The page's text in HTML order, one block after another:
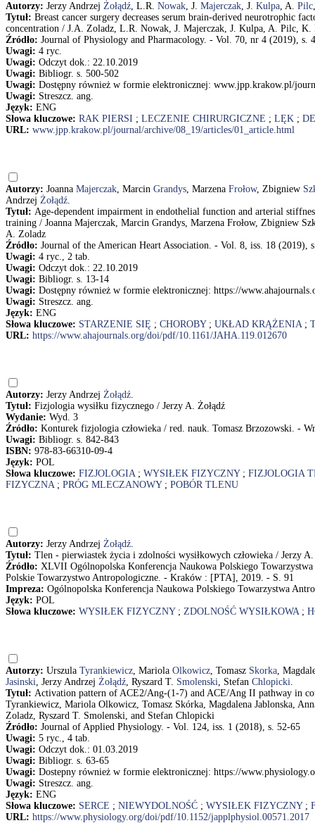
Autorzy: Jerzy Andrzej Żołądź, L.R. Nowak, J. Majerczak, J. Kulpa, A. Pilc
Tytuł: Breast cancer surgery decreases serum brain-derived neurotrophic
concentration / J.A. Zoladz, L.R. Nowak, J. Majerczak, J. Kulpa, A. Pilc, K.
Źródło: Journal of Physiology and Pharmacology. - Vol. 70, nr 4 (2019), s.
Uwagi: 4 ryc.
Uwagi: Odczyt dok.: 22.10.2019
Uwagi: Bibliogr. s. 500-502
Uwagi: Dostępny również w formie elektronicznej: www.jpp.krakow.pl/
Uwagi: Streszcz. ang.
Język: ENG
Słowa kluczowe: RAK PIERSI ; LECZENIE CHIRURGICZNE ; LĘK ;
URL: www.jpp.krakow.pl/journal/archive/08_19/articles/01_article.html
Autorzy: Joanna Majerczak, Marcin Grandys, Marzena Frołow, Zbigniew
Andrzej Żołądź.
Tytuł: Age-dependent impairment in endothelial function and arterial
training / Joanna Majerczak, Marcin Grandys, Marzena Frołow, Zbigniew
A. Zoladz
Źródło: Journal of the American Heart Association. - Vol. 8, iss. 18 (2019),
Uwagi: 4 ryc., 2 tab.
Uwagi: Odczyt dok.: 22.10.2019
Uwagi: Bibliogr. s. 13-14
Uwagi: Dostępny również w formie elektronicznej: https://
Uwagi: Streszcz. ang.
Język: ENG
Słowa kluczowe: STARZENIE SIĘ ; CHOROBY; UKŁAD KRĄŻENIA;
URL: https://www.ahajournals.org/doi/pdf/10.1161/JAHA.119.012670
Autorzy: Jerzy Andrzej Żołądź.
Tytuł: Fizjologia wysiłku fizycznego / Jerzy A. Żołądź
Wydanie: Wyd. 3
Źródło: Konturek fizjologia człowieka / red. nauk. Tomasz Brzozowski. -
Uwagi: Bibliogr. s. 842-843
ISBN: 978-83-66310-09-4
Język: POL
Słowa kluczowe: FIZJOLOGIA; WYSIŁEK FIZYCZNY; FIZJOLOGIA
FIZYCZNA; PRÓG MLECZANOWY; POBÓR TLENU
Autorzy: Jerzy Andrzej Żołądź.
Tytuł: Tlen - pierwiastek życia i zdolności wysiłkowych człowieka / Jerzy A.
Źródło: XLVII Ogólnopolska Konferencja Naukowa Polskiego
Polskie Towarzystwo Antropologiczne. - Kraków : [PTA], 2019. - S. 91
Impreza: Ogólnopolska Konferencja Naukowa Polskiego Towarzystwa
Język: POL
Słowa kluczowe: WYSIŁEK FIZYCZNY; ZDOLNOŚĆ WYSIŁKOWA;
Autorzy: Urszula Tyrankiewicz, Mariola Olkowicz, Tomasz Skorka,
Jasinski, Jerzy Andrzej Żołądź, Ryszard T. Smolenski, Stefan Chlopicki.
Tytuł: Activation pattern of ACE2/Ang-(1-7) and ACE/Ang II pathway in
Tyrankiewicz, Mariola Olkowicz, Tomasz Skórka, Magdalena Jablonska,
Zoladz, Ryszard T. Smolenski, and Stefan Chlopicki
Źródło: Journal of Applied Physiology. - Vol. 124, iss. 1 (2018), s. 52-65
Uwagi: 5 ryc., 4 tab.
Uwagi: Odczyt dok.: 01.03.2019
Uwagi: Bibliogr. s. 63-65
Uwagi: Dostepny również w formie elektronicznej: https://
Uwagi: Streszcz. ang.
Język: ENG
Słowa kluczowe: SERCE ; NIEWYDOLNOŚĆ ; WYSIŁEK FIZYCZNY;
URL: https://www.physiology.org/doi/pdf/10.1152/japplphysiol.00571.2017